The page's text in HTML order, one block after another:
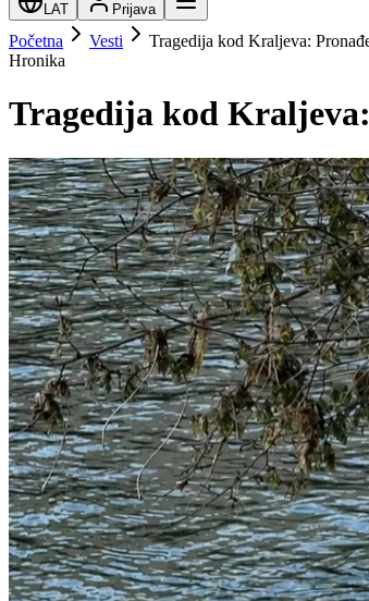
LAT Prijava
Početna Vesti
Tragedija kod Kraljeva:
Hronika
Tragedija kod